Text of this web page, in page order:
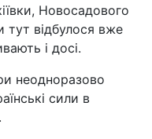
Новосадового
тут відбулося вже
і досі.
неодноразово
сили в